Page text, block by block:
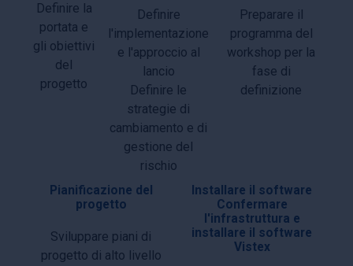
Definire la
portata e
gli obiettivi
del
progetto
Definire
l'implementazione
e l'approccio al
lancio
Definire le
strategie di
cambiamento e di
gestione del
rischio
Preparare il
programma del
workshop per la
fase di
definizione
Pianificazione del
progetto
Sviluppare piani di
progetto di alto livello
Installare il software
Confermare
l'infrastruttura e
installare il software
Vistex